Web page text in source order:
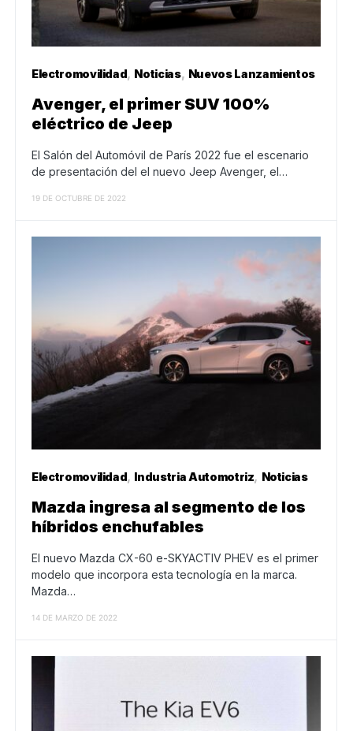
Electromovilidad Noticias Nuevos Lanzamientos
Avenger, el primer SUV 100%
eléctrico de Jeep
El Salón del Automóvil de París 2022 fue el escenario
de presentación del el nuevo Jeep Avenger, el…
19 DE OCTUBRE DE 2022
Electromovilidad Industria Automotriz Noticias
Mazda ingresa al segmento de los
híbridos enchufables
El nuevo Mazda CX-60 e-SKYACTIV PHEV es el primer
modelo que incorpora esta tecnología en la marca.
Mazda…
14 DE MARZO DE 2022